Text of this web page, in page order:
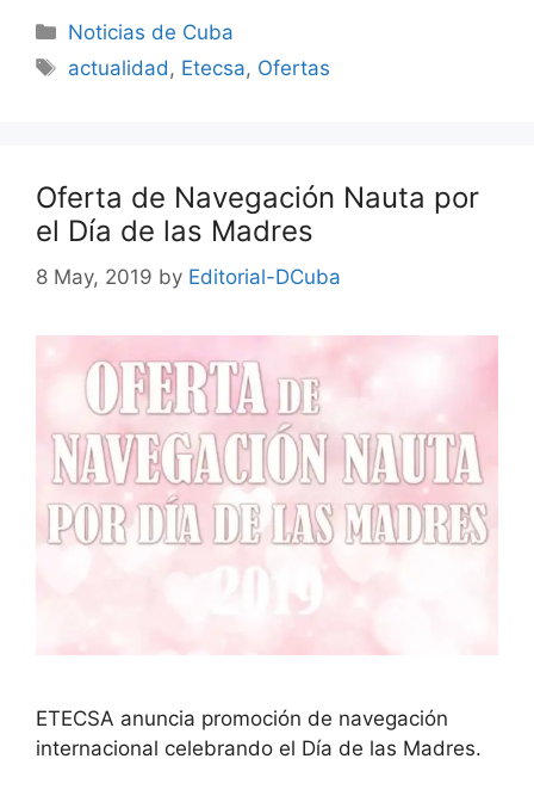
Categories
Noticias de Cuba
Tags
actualidad, Etecsa, Ofertas
Oferta de Navegación Nauta por
el Día de las Madres
8 May, 2019 by Editorial-DCuba
ETECSA anuncia promoción de navegación
internacional celebrando el Día de las Madres.